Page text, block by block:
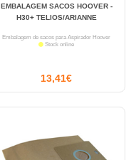
EMBALAGEM SACOS HOOVER -
H30+ TELIOS/ARIANNE
Embalagem de sacos para Aspirador Hoover
Stock online
13,41€